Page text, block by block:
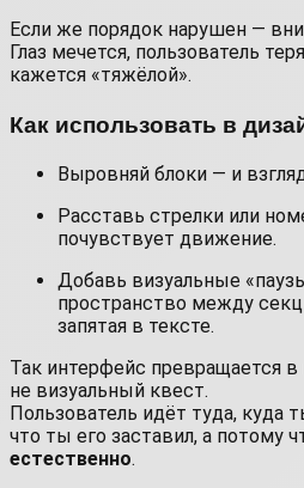
Если же порядок нарушен —
Глаз мечется, пользователь
кажется «тяжёлой».
Как использовать в
Выровняй блоки — и
Расставь стрелки или
почувствует движение.
Добавь визуальные
пространство между
запятая в тексте.
Так интерфейс превращается
не визуальный квест.
Пользователь идёт туда, куда
что ты его заставил, а потому
естественно.